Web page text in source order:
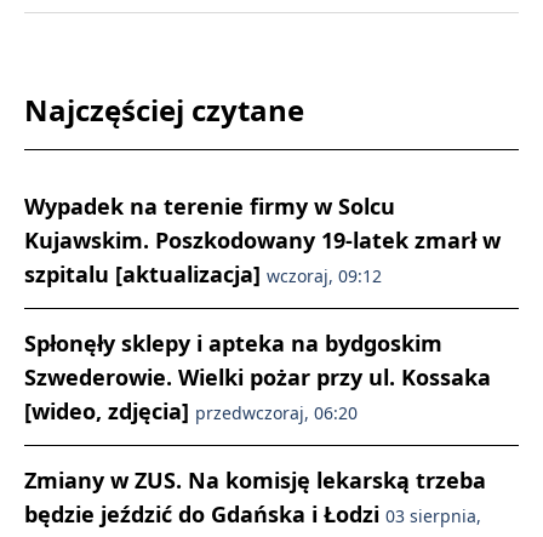
Najczęściej czytane
Wypadek na terenie firmy w Solcu
Kujawskim. Poszkodowany 19-latek zmarł w
szpitalu [aktualizacja] wczoraj, 09:12
Spłonęły sklepy i apteka na bydgoskim
Szwederowie. Wielki pożar przy ul. Kossaka
[wideo, zdjęcia] przedwczoraj, 06:20
Zmiany w ZUS. Na komisję lekarską trzeba
będzie jeździć do Gdańska i Łodzi 03 sierpnia,